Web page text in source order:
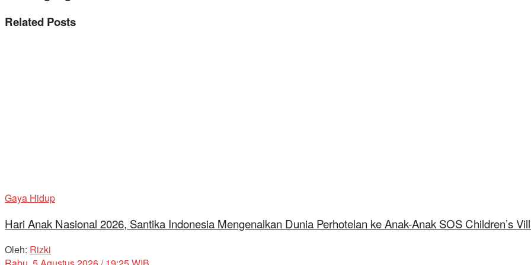
Related Posts
Gaya Hidup
Hari Anak Nasional 2026, Santika Indonesia Mengenalkan Dunia Perhotelan ke Anak-Anak SOS Children’s
Oleh: Rizki